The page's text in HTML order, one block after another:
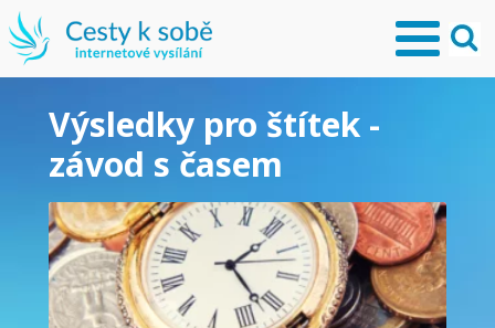
Výsledky pro štítek -
závod s časem